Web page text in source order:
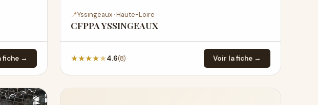
fiche →
📍Yssingeaux · Haute-Loire
CFPPA YSSINGEAUX
★★★★★4.6(8) Voir la fiche →